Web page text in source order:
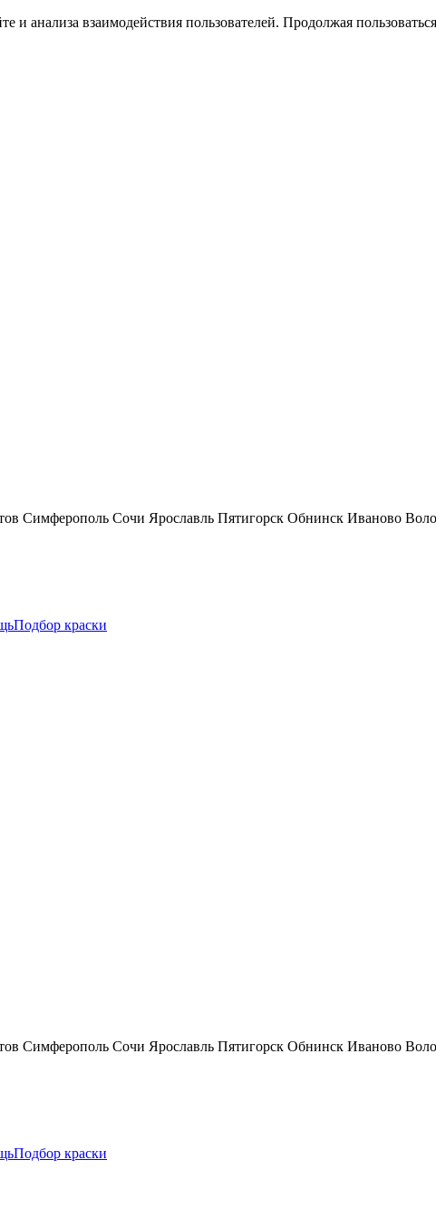
анализа взаимодействия пользователей. Продолжая
Симферополь Сочи Ярославль Пятигорск Обнинск Иваново
Подбор краски
Симферополь Сочи Ярославль Пятигорск Обнинск Иваново
Подбор краски